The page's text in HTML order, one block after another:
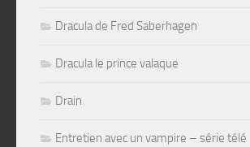
Dracula de Fred Saberhagen
Dracula le prince valaque
Drain
Entretien avec un vampire – série télé